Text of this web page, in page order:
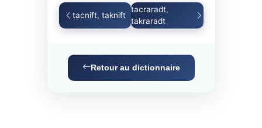
tacnift, taknift
tacraradt,
takraradt
Retour au dictionnaire